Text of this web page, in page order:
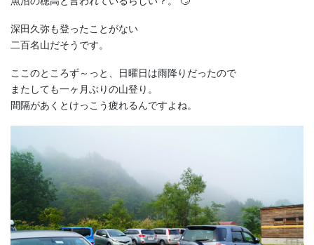
深田久弥も登ったことがない
二百名山だそうです。
ここのところず～っと、日曜日は雨降りだったので
またしても一ヶ月ぶりの山登り。
間隔があくとけっこう疲れるんですよね。